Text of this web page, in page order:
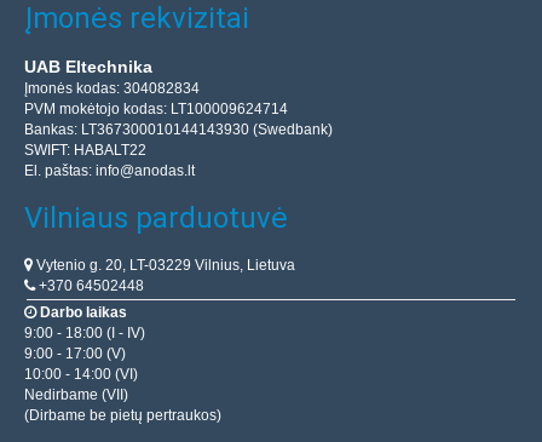
Įmonės rekvizitai
UAB Eltechnika
Įmonės kodas: 304082834
PVM mokėtojo kodas: LT100009624714
Bankas: LT367300010144143930 (Swedbank)
SWIFT: HABALT22
El. paštas: info@anodas.lt
Vilniaus parduotuvė
Vytenio g. 20, LT-03229 Vilnius, Lietuva
+370 64502448
Darbo laikas
9:00 - 18:00 (I - IV)
9:00 - 17:00 (V)
10:00 - 14:00 (VI)
Nedirbame (VII)
(Dirbame be pietų pertraukos)